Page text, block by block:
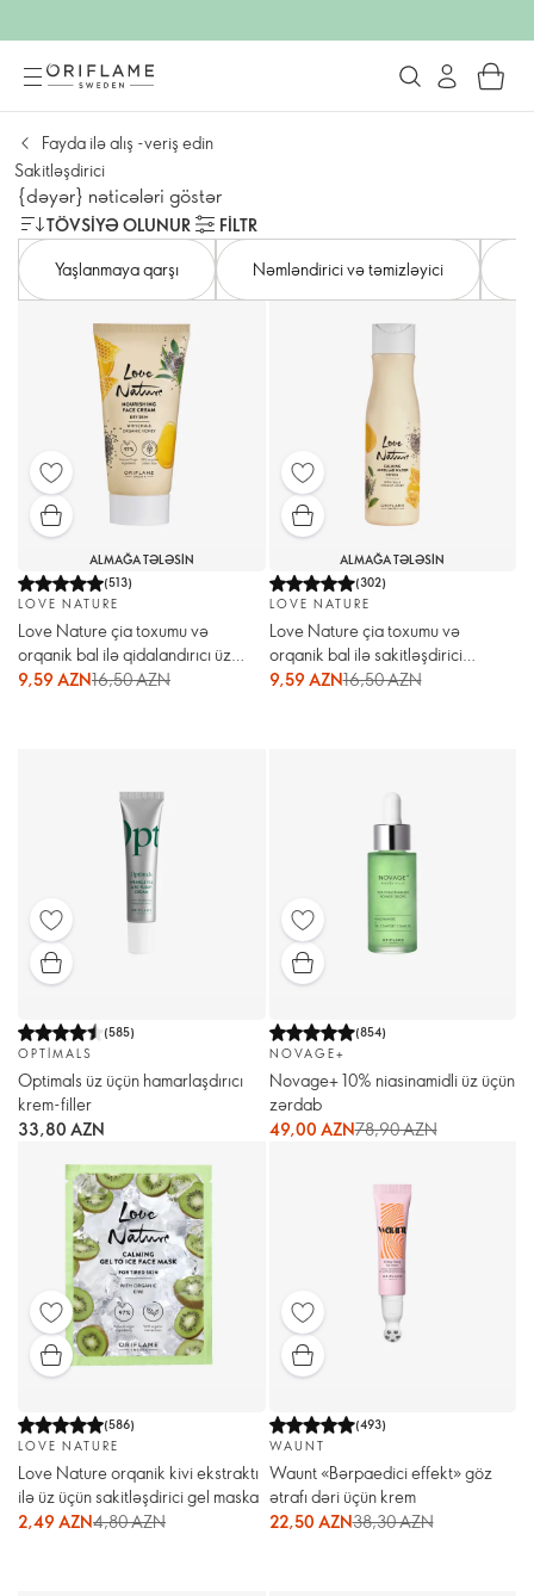
Fayda ilə alış -veriş edin
Sakitləşdirici
{dəyər} nəticələri göstər
TÖVSIYƏ OLUNUR
FILTR
Yaşlanmaya qarşı
Nəmləndirici və təmizləyici
ALMAĞA TƏLƏSIN
(513)
LOVE NATURE
Love Nature çia toxumu və
orqanik bal ilə qidalandırıcı üz
kremi
9,59 AZN16,50 AZN
ALMAĞA TƏLƏSIN
(302)
LOVE NATURE
Love Nature çia toxumu və
orqanik bal ilə sakitləşdirici
miselyar su
9,59 AZN16,50 AZN
(585)
OPTIMALS
Optimals üz üçün hamarlaşdırıcı
krem-filler
33,80 AZN
(854)
NOVAGE+
Novage+ 10% niasinamidli üz üçün
zərdab
49,00 AZN78,90 AZN
(586)
LOVE NATURE
Love Nature orqanik kivi ekstraktı
ilə üz üçün sakitləşdirici gel maska
2,49 AZN4,80 AZN
(493)
WAUNT
Waunt «Bərpaedici effekt» göz
ətrafı dəri üçün krem
22,50 AZN38,30 AZN